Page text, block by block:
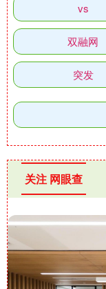
vs
双融网
突发
关注 网眼查